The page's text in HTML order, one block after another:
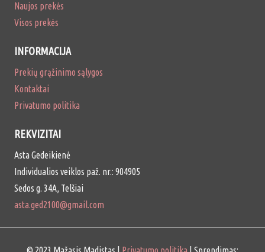
Naujos prekės
Visos prekės
INFORMACIJA
Prekių grąžinimo sąlygos
Kontaktai
Privatumo politika
REKVIZITAI
Asta Gedeikienė
Individualios veiklos paž. nr.: 904905
Sedos g. 34A, Telšiai
asta.ged2100@gmail.com